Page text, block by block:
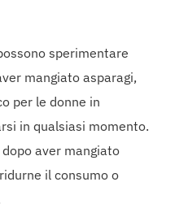
sperimentare
mangiato asparagi,
per le donne in
in qualsiasi momento.
aver mangiato
il consumo o